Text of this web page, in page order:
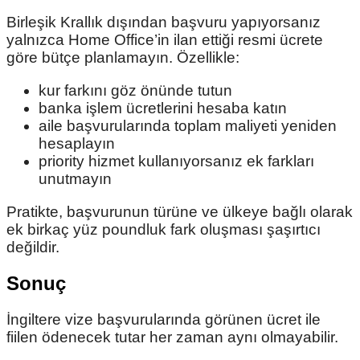
Birleşik Krallık dışından başvuru yapıyorsanız
yalnızca Home Office’in ilan ettiği resmi ücrete
göre bütçe planlamayın. Özellikle:
kur farkını göz önünde tutun
banka işlem ücretlerini hesaba katın
aile başvurularında toplam maliyeti yeniden
hesaplayın
priority hizmet kullanıyorsanız ek farkları
unutmayın
Pratikte, başvurunun türüne ve ülkeye bağlı olarak
ek birkaç yüz poundluk fark oluşması şaşırtıcı
değildir.
Sonuç
İngiltere vize başvurularında görünen ücret ile
fiilen ödenecek tutar her zaman aynı olmayabilir.